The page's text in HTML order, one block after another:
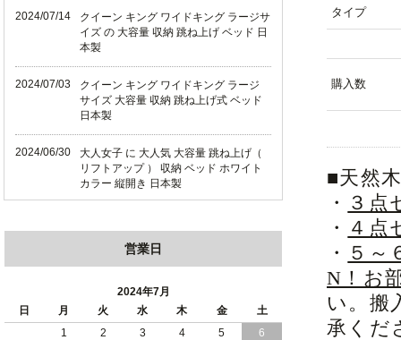
タイプ
購入数
■天然
・ ３点
・ ４点
・ ５～
N！お
い。搬
承くだ
2024/07/14
クイーン キング ワイドキング ラージサ
イズ の 大容量 収納 跳ね上げ ベッド 日
本製
2024/07/03
クイーン キング ワイドキング ラージ
サイズ 大容量 収納 跳ね上げ式 ベッド
日本製
2024/06/30
大人女子 に 大人気 大容量 跳ね上げ（
リフトアップ ） 収納 ベッド ホワイト
カラー 縦開き 日本製
ワイトカラー 縦開き 日本製
全長190cm ショート丈 コンパクト 大容
量 収納力 の 跳ね上げ （ リフトアップ
） 式 ベッド 横開き 日本製
営業日
2024年7月
日
月 火 水 木 金
土
1
2 3 4 5
6